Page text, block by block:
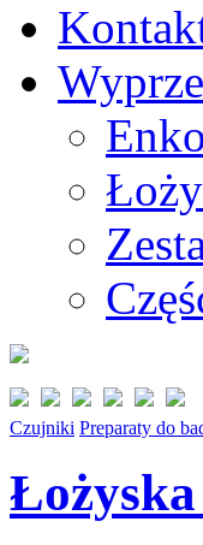
Czujniki Preparaty do